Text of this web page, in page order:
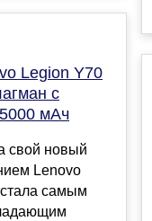
Legion Y70
с
мАч
свой новый
Lenovo
самым